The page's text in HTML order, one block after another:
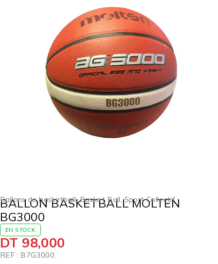
Ballons de basketball,Basket Ball,Sport Collectif
BALLON BASKETBALL MOLTEN
BG3000
EN STOCK
DT 98,000
REF : B7G3000.